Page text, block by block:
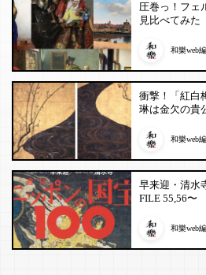
圧巻っ！フェ
見比べてみた
和樂web
衝撃！「紅白
琳は金欠の貴
和樂web
早来迎・清水
FILE 55,56〜
和樂web